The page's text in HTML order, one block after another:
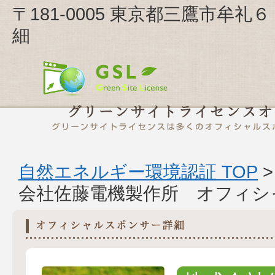
〒181-0005 東京都三鷹市牟礼
細
自然エネルギー環境認証 TOP
会社佐藤電機製作所 オフィシ